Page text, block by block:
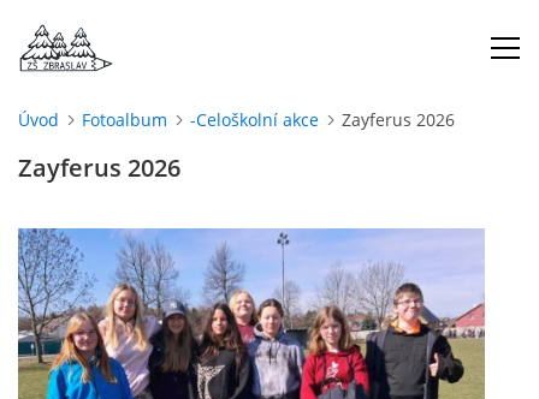
ŠKOLNÍ ROK
DOKUMENTY
Úvod Fotoalbum -Celoškolní akce Zayferus 2026
Zayferus 2026